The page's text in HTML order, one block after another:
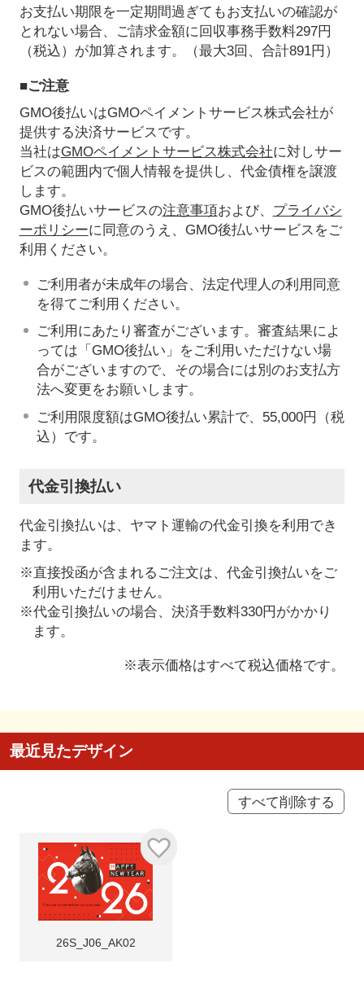
お支払い期限を一定期間過ぎてもお支払いの確認が
とれない場合、ご請求金額に回収事務手数料297円
（税込）が加算されます。（最大3回、合計891円）
■ご注意
GMO後払いはGMOペイメントサービス株式会社が
提供する決済サービスです。
当社はGMOペイメントサービス株式会社に対しサー
ビスの範囲内で個人情報を提供し、代金債権を譲渡
します。
GMO後払いサービスの注意事項および、 プライバシ
ーポリシーに同意のうえ、GMO後払いサービスをご
利用ください。
ご利用者が未成年の場合、法定代理人の利用同意
を得てご利用ください。
ご利用にあたり審査がございます。審査結果によ
っては「GMO後払い」をご利用いただけない場
合がございますので、その場合には別のお支払方
法へ変更をお願いします。
ご利用限度額はGMO後払い累計で、55,000円（税
込）です。
代金引換払い
代金引換払いは、ヤマト運輸の代金引換を利用でき
ます。
※直接投函が含まれるご注文は、代金引換払いをご
利用いただけません。
※代金引換払いの場合、決済手数料330円がかかり
ます。
※表示価格はすべて税込価格です。
最近見たデザイン
すべて削除する
26S_J06_AK02